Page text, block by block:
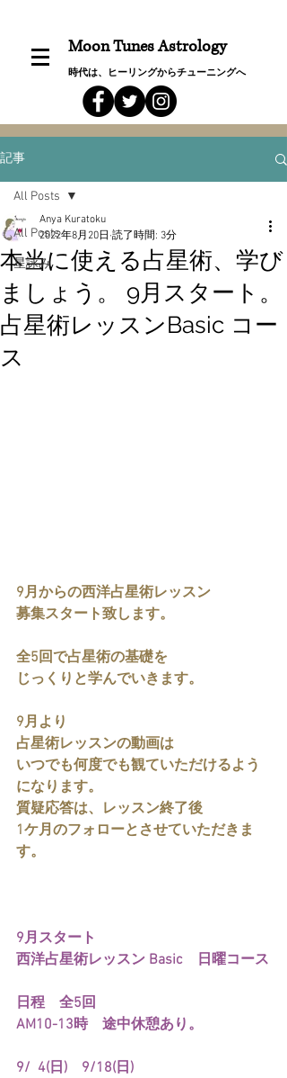
Moon Tunes Astrology
時代は、ヒーリングからチューニングへ
記事
All Posts
星詠み
All Posts
本当に使える占星術、学び
ましょう。 9月スタート。
占星術レッスンBasic コー
ス
Anya Kuratoku
2022年8月20日 読了時間: 3分
9月からの西洋占星術レッスン
募集スタート致します。
全5回で占星術の基礎を
じっくりと学んでいきます。
9月より
占星術レッスンの動画は
いつでも何度でも観ていただけるよう
になります。
質疑応答は、レッスン終了後
1ケ月のフォローとさせていただきま
す。
9月スタート
西洋占星術レッスン Basic　日曜コース
日程　全5回
AM10-13時　途中休憩あり。
9/  4(日)　9/18(日)